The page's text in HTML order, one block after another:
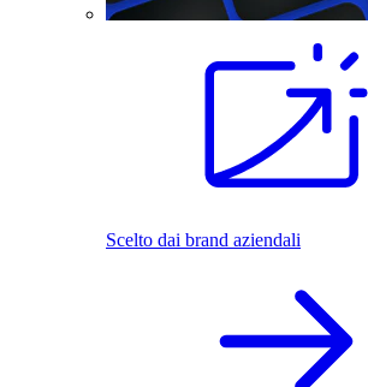
Scelto dai brand aziendali